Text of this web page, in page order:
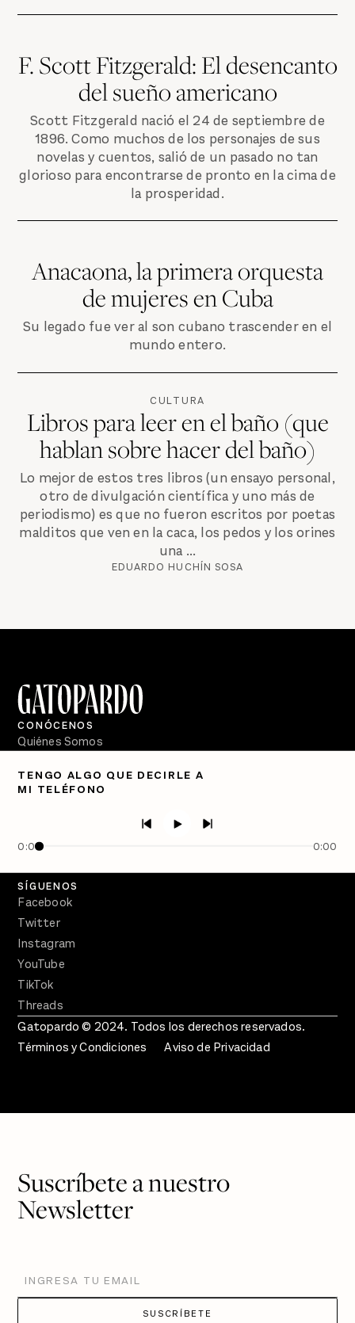
F. Scott Fitzgerald: El desencanto
del sueño americano
Scott Fitzgerald nació el 24 de septiembre de
1896. Como muchos de los personajes de sus
novelas y cuentos, salió de un pasado no tan
glorioso para encontrarse de pronto en la cima de
la prosperidad.
Anacaona, la primera orquesta
de mujeres en Cuba
Su legado fue ver al son cubano trascender en el
mundo entero.
CULTURA
Libros para leer en el baño (que
hablan sobre hacer del baño)
Lo mejor de estos tres libros (un ensayo personal,
otro de divulgación científica y uno más de
periodismo) es que no fueron escritos por poetas
malditos que ven en la caca, los pedos y los orines
una ...
EDUARDO HUCHÍN SOSA
TENGO ALGO QUE DECIRLE A
MI TELÉFONO
0:00 0:00
CONÓCENOS
Quiénes Somos
PÓDCASTS
Crecer en Distopía
SÍGUENOS
Facebook
Twitter
Instagram
YouTube
TikTok
Threads
Gatopardo © 2024. Todos los derechos reservados.
Términos y Condiciones
Aviso de Privacidad
Suscríbete a nuestro
Newsletter